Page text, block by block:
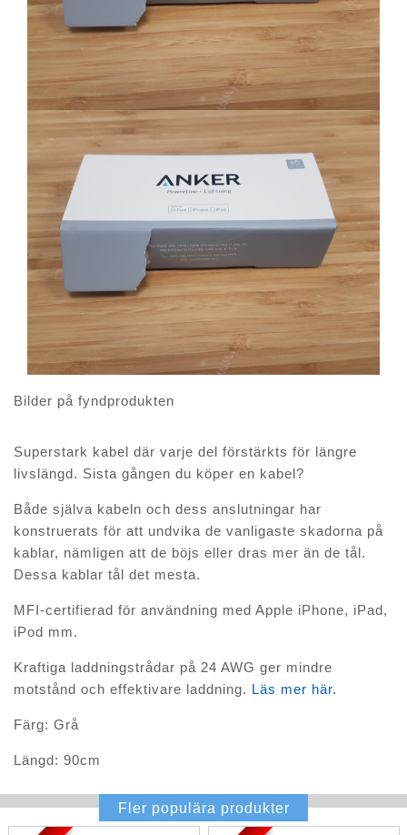
Bilder på fyndprodukten
Superstark kabel där varje del förstärkts för längre
livslängd. Sista gången du köper en kabel?
Både själva kabeln och dess anslutningar har
konstruerats för att undvika de vanligaste skadorna på
kablar, nämligen att de böjs eller dras mer än de tål.
Dessa kablar tål det mesta.
MFI-certifierad för användning med Apple iPhone, iPad,
iPod mm.
Kraftiga laddningstrådar på 24 AWG ger mindre
motstånd och effektivare laddning. Läs mer här.
Färg: Grå
Längd: 90cm
Fler populära produkter